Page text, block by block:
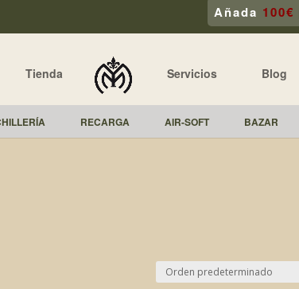
Añada 100€
Tienda Servicios Blog
RECARGA AIR-SOFT BAZAR